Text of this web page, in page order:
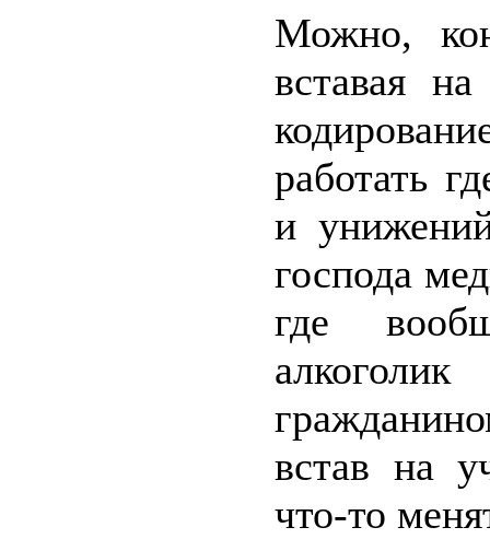
Можно,
вставая
работать
и
господа
где
встав на
что-то